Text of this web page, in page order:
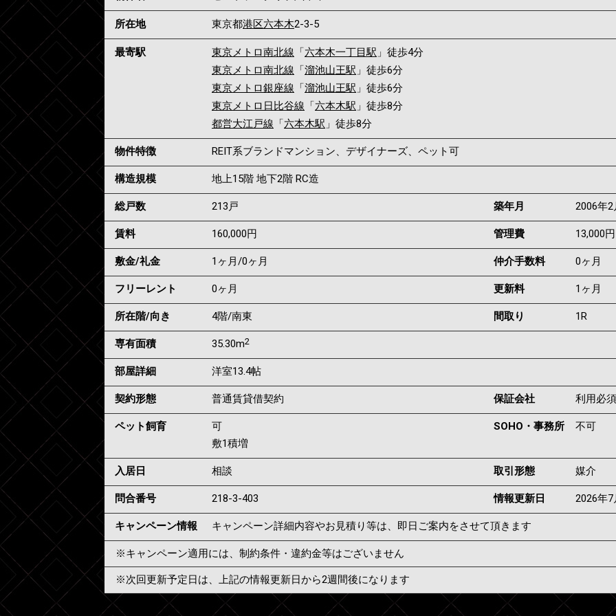
所在地 東京都港区六本木2-3-5
最寄駅 東京メトロ南北線 「六本木一丁目駅 」徒歩4分
東京メトロ南北線 「溜池山王駅 」徒歩6分
東京メトロ銀座線 「溜池山王駅 」徒歩6分
東京メトロ日比谷線 「六本木駅 」徒歩8分
都営大江戸線 「六本木駅 」徒歩8分
物件特徴 REIT系ブランドマンション、デザイナーズ、ペット可
構造規模 地上15階 地下2階 RC造
総戸数 213戸 築年月 2006年2
賃料 160,000円 管理費 13,000円
敷金/礼金 1ヶ月/0ヶ月 仲介手数料 0ヶ月
フリーレント 0ヶ月 更新料 1ヶ月
所在階/向き 4階/南東 間取り 1R
専有面積 35.30m2
部屋詳細 洋室13.4帖
契約形態 普通賃貸借契約 保証会社 利用必須
ペット飼育
可
敷1積増
SOHO・事務所 不可
入居日 相談 取引形態 媒介
問合番号 218-3-403 情報更新日 2026年
キャンペーン情報 キャンペーン詳細内容やお見積り等は、即日ご案内をさせて頂きます
※キャンペーン適用には、制約条件・違約金等はございません
※次回更新予定日は、上記の情報更新日から2週間後になります